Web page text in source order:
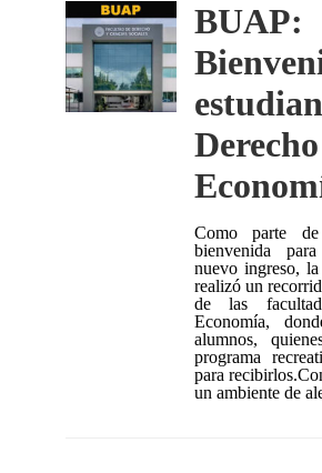
BUAP:
Como parte
bienvenida
nuevo ingreso,
realizó un
de las
Economía,
alumnos,
programa
para
un ambiente de